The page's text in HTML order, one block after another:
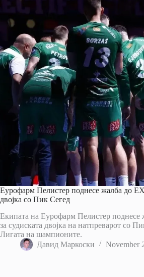
Еурофарм Пелистер поднесе жалба до
двојка со Пик Сегед
Екипата на Еурофарм Пелистер
за судиската двојка на натпреварот со
Лигата на шампионите.
Давид Маркоски
November